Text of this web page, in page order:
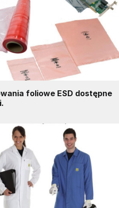
foliowe ESD dostępne